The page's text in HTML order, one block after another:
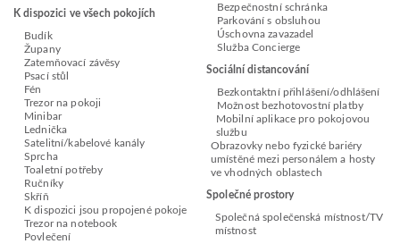
K dispozici ve všech pokojích
Budík
Župany
Zatemňovací závěsy
Psací stůl
Fén
Trezor na pokoji
Minibar
Lednička
Satelitní/kabelové kanály
Sprcha
Toaletní potřeby
Ručníky
Skříň
K dispozici jsou propojené pokoje
Trezor na notebook
Povlečení
Bezpečnostní schránka
Parkování s obsluhou
Úschovna zavazadel
Služba Concierge
Sociální distancování
Bezkontaktní přihlášení/odhlášení
Možnost bezhotovostní platby
Mobilní aplikace pro pokojovou
službu
Obrazovky nebo fyzické bariéry
umístěné mezi personálem a hosty
ve vhodných oblastech
Společné prostory
Společná společenská místnost/TV
místnost